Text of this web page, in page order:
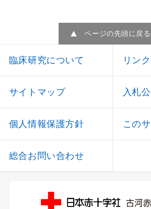
ページの先頭に戻る
臨床研究について リン
サイトマップ 入札
個人情報保護方針 この
総合お問い合わせ